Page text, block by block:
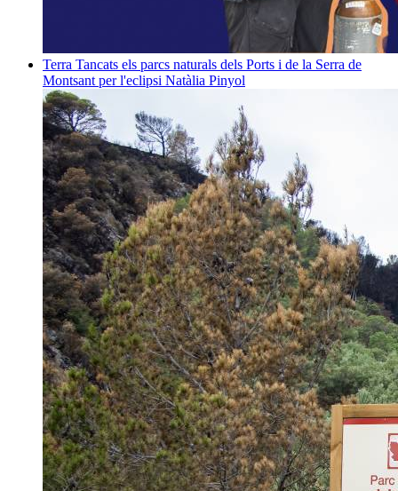
Terra Tancats els parcs naturals dels Ports i de la Serra de
Montsant per l'eclipsi Natàlia Pinyol